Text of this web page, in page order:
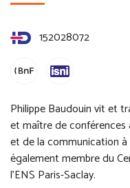
152028072
Philippe Baudouin vit et
et maître de conférences
et de la communication
également membre du
l'ENS Paris-Saclay.